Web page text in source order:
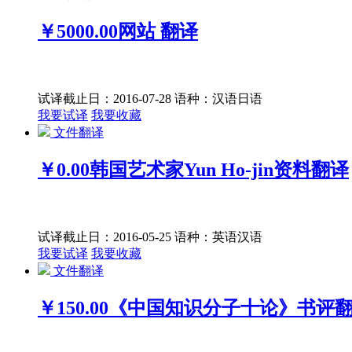
￥5000.00网站 翻译
试译截止日：2016-07-28 语种：汉语日语
我要试译 我要收藏
文件翻译
￥0.00韩国艺术家Yun Ho-jin资料翻译
试译截止日：2016-05-25 语种：英语汉语
我要试译 我要收藏
文件翻译
￥150.00 《中国知识分子十论》书评